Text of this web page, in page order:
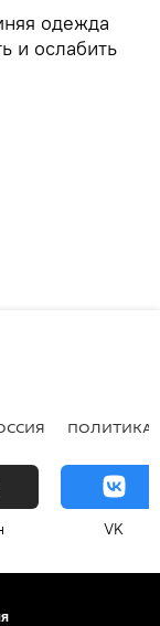
одежда
и ослабить
ПОЛИТИКА
VK